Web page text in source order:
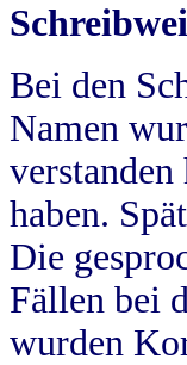
Bei den
Namen
verstanden
haben.
Die
Fällen bei
wurden